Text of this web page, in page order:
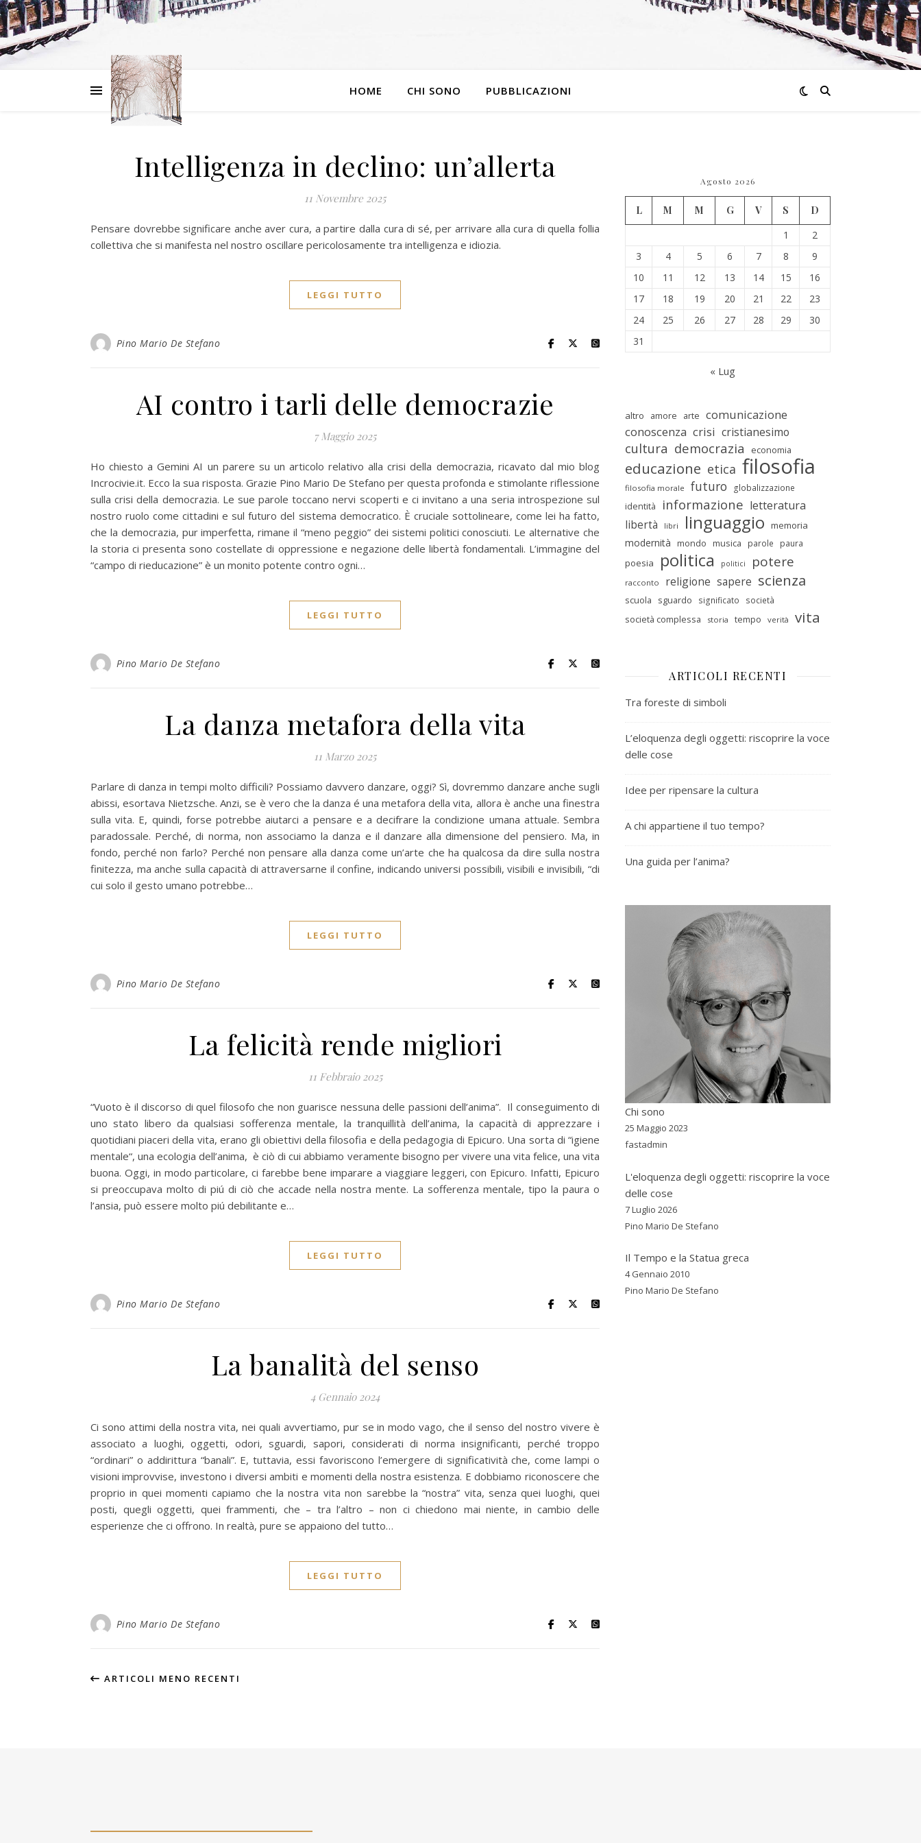
HOME CHI SONO PUBBLICAZIONI
Intelligenza in declino: un’allerta
11 Novembre 2025
Pensare dovrebbe significare anche aver cura, a partire dalla cura di sé, per arrivare alla cura di quella follia
collettiva che si manifesta nel nostro oscillare pericolosamente tra intelligenza e idiozia.
LEGGI TUTTO
Pino Mario De Stefano
AI contro i tarli delle democrazie
7 Maggio 2025
Ho chiesto a Gemini AI un parere su un articolo relativo alla crisi della democrazia, ricavato dal mio blog
Incrocivie.it. Ecco la sua risposta. Grazie Pino Mario De Stefano per questa profonda e stimolante riflessione
sulla crisi della democrazia. Le sue parole toccano nervi scoperti e ci invitano a una seria introspezione sul
nostro ruolo come cittadini e sul futuro del sistema democratico. È cruciale sottolineare, come lei ha fatto,
che la democrazia, pur imperfetta, rimane il “meno peggio” dei sistemi politici conosciuti. Le alternative che
la storia ci presenta sono costellate di oppressione e negazione delle libertà fondamentali. L’immagine del
“campo di rieducazione” è un monito potente contro ogni…
LEGGI TUTTO
Pino Mario De Stefano
La danza metafora della vita
11 Marzo 2025
Parlare di danza in tempi molto difficili? Possiamo davvero danzare, oggi? Sì, dovremmo danzare anche sugli
abissi, esortava Nietzsche. Anzi, se è vero che la danza é una metafora della vita, allora è anche una finestra
sulla vita. E, quindi, forse potrebbe aiutarci a pensare e a decifrare la condizione umana attuale. Sembra
paradossale. Perché, di norma, non associamo la danza e il danzare alla dimensione del pensiero. Ma, in
fondo, perché non farlo? Perché non pensare alla danza come un’arte che ha qualcosa da dire sulla nostra
finitezza, ma anche sulla capacità di attraversarne il confine, indicando universi possibili, visibili e invisibili, “di
cui solo il gesto umano potrebbe…
LEGGI TUTTO
Pino Mario De Stefano
La felicità rende migliori
11 Febbraio 2025
“Vuoto è il discorso di quel filosofo che non guarisce nessuna delle passioni dell’anima”. Il conseguimento di
uno stato libero da qualsiasi sofferenza mentale, la tranquillità dell’anima, la capacità di apprezzare i
quotidiani piaceri della vita, erano gli obiettivi della filosofia e della pedagogia di Epicuro. Una sorta di “igiene
mentale“, una ecologia dell’anima, è ciò di cui abbiamo veramente bisogno per vivere una vita felice, una vita
buona. Oggi, in modo particolare, ci farebbe bene imparare a viaggiare leggeri, con Epicuro. Infatti, Epicuro
si preoccupava molto di piú di ciò che accade nella nostra mente. La sofferenza mentale, tipo la paura o
l’ansia, può essere molto piú debilitante e…
LEGGI TUTTO
Pino Mario De Stefano
La banalità del senso
4 Gennaio 2024
Ci sono attimi della nostra vita, nei quali avvertiamo, pur se in modo vago, che il senso del nostro vivere è
associato a luoghi, oggetti, odori, sguardi, sapori, considerati di norma insignificanti, perché troppo
“ordinari” o addirittura “banali”. E, tuttavia, essi favoriscono l’emergere di significatività che, come lampi o
visioni improvvise, investono i diversi ambiti e momenti della nostra esistenza. E dobbiamo riconoscere che
proprio in quei momenti capiamo che la nostra vita non sarebbe la “nostra” vita, senza quei luoghi, quei
posti, quegli oggetti, quei frammenti, che – tra l’altro – non ci chiedono mai niente, in cambio delle
esperienze che ci offrono. In realtà, pure se appaiono del tutto…
LEGGI TUTTO
Pino Mario De Stefano
ARTICOLI MENO RECENTI
Agosto 2026
L M M G V S
D
1
2
3
4 5 6 7 8
9
10
11 12 13 14 15
16
17
18 19 20 21 22
23
24
25 26 27 28 29
30
31
« Lug
altro amore arte comunicazione
conoscenza crisi cristianesimo
cultura democrazia economia
educazione etica filosofia
filosofia morale futuro globalizzazione
identità informazione letteratura
libertà
libri linguaggio memoria
modernità mondo musica parole paura
poesia politica politici potere
racconto religione sapere scienza
scuola sguardo significato società
società complessa storia tempo verità vita
ARTICOLI RECENTI
Tra foreste di simboli
L’eloquenza degli oggetti: riscoprire la voce
delle cose
Idee per ripensare la cultura
A chi appartiene il tuo tempo?
Una guida per l’anima?
Chi sono
25 Maggio 2023
fastadmin
L'eloquenza degli oggetti: riscoprire la voce
delle cose
7 Luglio 2026
Pino Mario De Stefano
Il Tempo e la Statua greca
4 Gennaio 2010
Pino Mario De Stefano